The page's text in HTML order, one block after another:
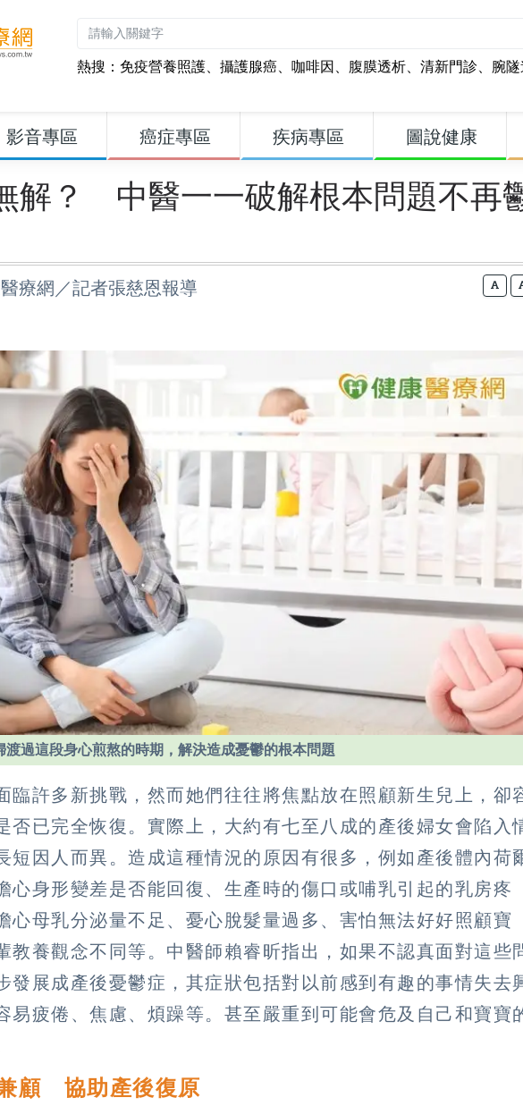
熱搜： 免疫營養照護、 攝護腺癌、 咖啡因、 腹膜透析、 清新門診、 腕
影音專區 癌症專區 疾病專區 圖說健康
解？ 中醫一一破解根本問題不再
療網／記者張慈恩報導
渡過這段身心煎熬的時期，解決造成憂鬱的根本問題
臨許多新挑戰，然而她們往往將焦點放在照顧新生兒上，卻
否已完全恢復。實際上，大約有七至八成的產後婦女會陷入
短因人而異。造成這種情況的原因有很多，例如產後體內荷
心身形變差是否能回復、生產時的傷口或哺乳引起的乳房疼
心母乳分泌量不足、憂心脫髮量過多、害怕無法好好照顧寶
教養觀念不同等。中醫師賴睿昕指出，如果不認真面對這些
發展成產後憂鬱症，其症狀包括對以前感到有趣的事情失去
易疲倦、焦慮、煩躁等。甚至嚴重到可能會危及自己和寶寶
顧 協助產後復原